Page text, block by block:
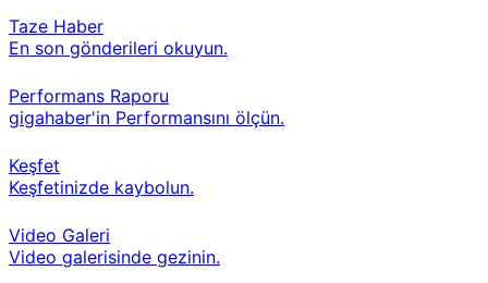
Taze Haber
En son gönderileri okuyun.
Performans Raporu
gigahaber'in Performansını ölçün.
Keşfet
Keşfetinizde kaybolun.
Video Galeri
Video galerisinde gezinin.